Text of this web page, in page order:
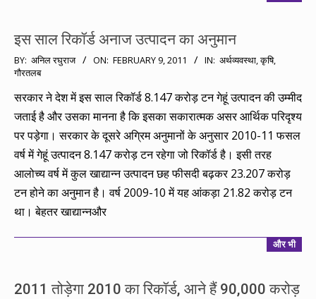
इस साल रिकॉर्ड अनाज उत्पादन का अनुमान
2011-
02-
09
BY: अनिल रघुराज ON: FEBRUARY 9, 2011 IN: अर्थव्यवस्था,कृषि,
गौरतलब
सरकार ने देश में इस साल रिकॉर्ड 8.147 करोड़ टन गेहूं उत्पादन की उम्मीद
जताई है और उसका मानना है कि इसका सकारात्मक असर आर्थिक परिदृश्य
पर पड़ेगा। सरकार के दूसरे अग्रिम अनुमानों के अनुसार 2010-11 फसल
वर्ष में गेहूं उत्पादन 8.147 करोड़ टन रहेगा जो रिकॉर्ड है। इसी तरह
आलोच्य वर्ष में कुल खाद्यान्न उत्पादन छह फीसदी बढ़कर 23.207 करोड़
टन होने का अनुमान है। वर्ष 2009-10 में यह आंकड़ा 21.82 करोड़ टन
था। बेहतर खाद्यान्नऔर
और भी
2011 तोड़ेगा 2010 का रिकॉर्ड, आने हैं 90,000 करोड़